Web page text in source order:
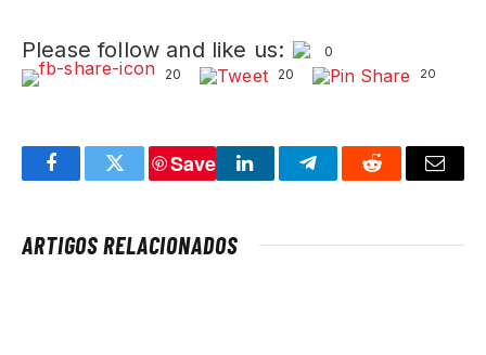
Please follow and like us:
0
20
20 20
FacebookTwitter
Save
LinkedInTelegramReddit Email
ARTIGOS RELACIONADOS